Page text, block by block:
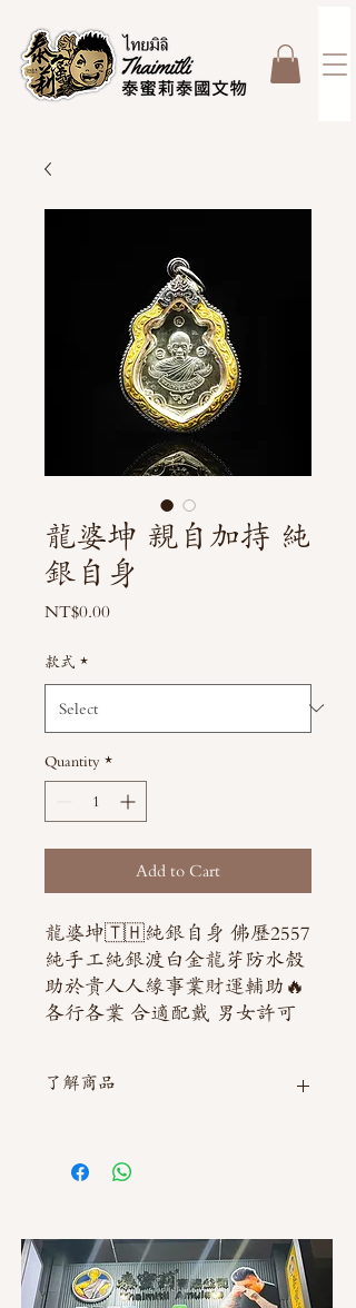
龍婆坤 親自加持 純
銀自身
NT$0.00Price
款式 *
Quantity *
Add to Cart
龍婆坤🇹🇭純銀自身 佛歷2557
純手工純銀渡白金龍芽防水殼
助於貴人人緣事業財運輔助🔥
各行各業 合適配戴 男女許可
了解商品